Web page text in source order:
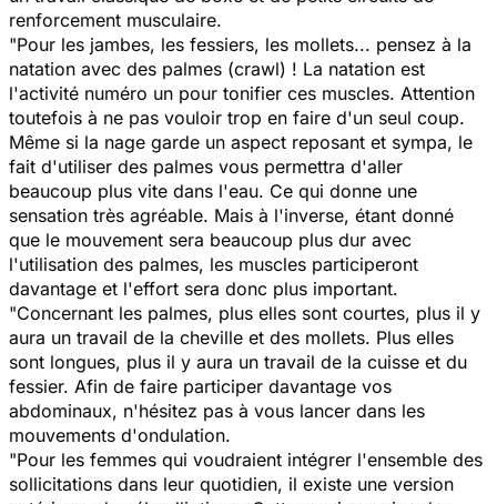
renforcement musculaire.
"Pour les jambes, les fessiers, les mollets... pensez à la
natation avec des palmes (crawl) ! La natation est
l'activité numéro un pour tonifier ces muscles. Attention
toutefois à ne pas vouloir trop en faire d'un seul coup.
Même si la nage garde un aspect reposant et sympa, le
fait d'utiliser des palmes vous permettra d'aller
beaucoup plus vite dans l'eau. Ce qui donne une
sensation très agréable. Mais à l'inverse, étant donné
que le mouvement sera beaucoup plus dur avec
l'utilisation des palmes, les muscles participeront
davantage et l'effort sera donc plus important.
"Concernant les palmes, plus elles sont courtes, plus il y
aura un travail de la cheville et des mollets. Plus elles
sont longues, plus il y aura un travail de la cuisse et du
fessier. Afin de faire participer davantage vos
abdominaux, n'hésitez pas à vous lancer dans les
mouvements d'ondulation.
"Pour les femmes qui voudraient intégrer l'ensemble des
sollicitations dans leur quotidien, il existe une version